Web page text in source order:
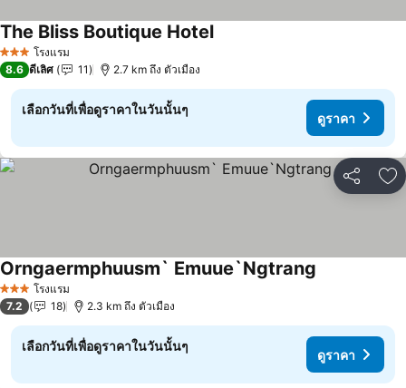
3 ดาว โรงแรม
The Bliss Boutique Hotelดูราคา
8.6 ดีเลิศ 11 2.7 km ถึง ตัวเมือง
เลือกวันที่เพื่อดูราคาในวันนั้นๆ
ดูราคา
แชร์ เ
3 ดาว โรงแรม
Orngaermphuusm` Emuue`Ngtrang
7.2 18 2.3 km ถึง ตัวเมือง
เลือกวันที่เพื่อดูราคาในวันนั้นๆ
ดูราคา